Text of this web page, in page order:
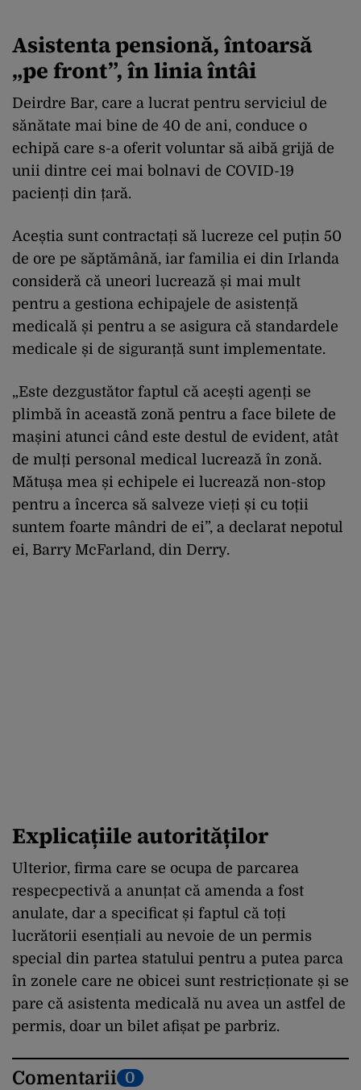
Asistenta pensionă, întoarsă
„pe front”, în linia întâi
Deirdre Bar, care a lucrat pentru serviciul de
sănătate mai bine de 40 de ani, conduce o
echipă care s-a oferit voluntar să aibă grijă de
unii dintre cei mai bolnavi de COVID-19
pacienți din țară.
Aceștia sunt contractați să lucreze cel puțin 50
de ore pe săptămână, iar familia ei din Irlanda
consideră că uneori lucrează și mai mult
pentru a gestiona echipajele de asistență
medicală și pentru a se asigura că standardele
medicale și de siguranță sunt implementate.
„Este dezgustător faptul că acești agenți se
plimbă în această zonă pentru a face bilete de
mașini atunci când este destul de evident, atât
de mulți personal medical lucrează în zonă.
Mătușa mea și echipele ei lucrează non-stop
pentru a încerca să salveze vieți și cu toții
suntem foarte mândri de ei”, a declarat nepotul
ei, Barry McFarland, din Derry.
Explicațiile autorităților
Ulterior, firma care se ocupa de parcarea
respecpectivă a anunțat că amenda a fost
anulate, dar a specificat și faptul că toți
lucrătorii esențiali au nevoie de un permis
special din partea statului pentru a putea parca
în zonele care ne obicei sunt restricționate și se
pare că asistenta medicală nu avea un astfel de
permis, doar un bilet afișat pe parbriz.
Comentarii 0